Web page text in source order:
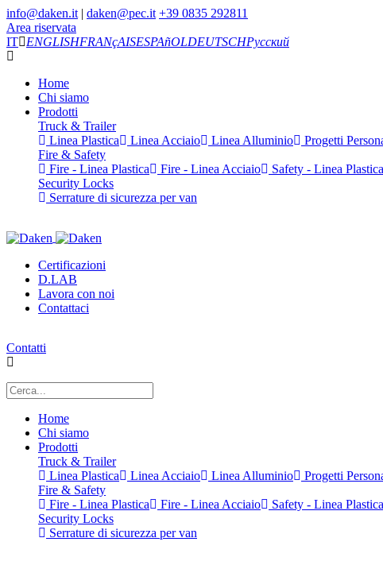
info@daken.it | daken@pec.it +39 0835 292811
Area riservata
IT
ENGLISHFRANçAISESPAñOLDEUTSCHРусский
Home
Chi siamo
Prodotti
Truck & Trailer
Linea Plastica
Linea Acciaio Linea Alluminio Progetti
Fire & Safety
Fire - Linea Plastica
Fire - Linea Acciaio Safety - Linea Plastica
Security Locks
Serrature di sicurezza per van
Certificazioni
D.LAB
Lavora con noi
Contattaci
Contatti
Home
Chi siamo
Prodotti
Truck & Trailer
Linea Plastica
Linea Acciaio Linea Alluminio Progetti
Fire & Safety
Fire - Linea Plastica
Fire - Linea Acciaio Safety - Linea Plastica
Security Locks
Serrature di sicurezza per van